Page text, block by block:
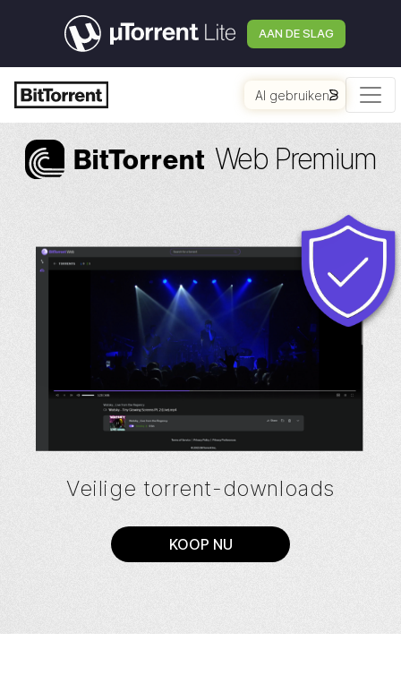
AAN DE SLAG
AI gebruiken
BitTorrent Web Premium
Veilige torrent-downloads
KOOP NU